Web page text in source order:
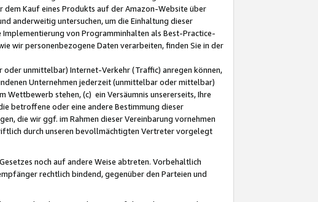
dem Kauf eines Produkts auf der Amazon-Website über
anderweitig untersuchen, um die Einhaltung dieser
von Programminhalten als Best-Practice-
wir personenbezogene Daten verarbeiten, finden Sie in der
oder unmittelbar) Internet-Verkehr (Traffic) anregen können,
Unternehmen jederzeit (unmittelbar oder mittelbar)
stehen, (c) ein Versäumnis unsererseits, Ihre
betroffene oder eine andere Bestimmung dieser
die wir ggf. im Rahmen dieser Vereinbarung vornehmen
durch unseren bevollmächtigten Vertreter vorgelegt
noch auf andere Weise abtreten. Vorbehaltlich
rechtlich bindend, gegenüber den Parteien und